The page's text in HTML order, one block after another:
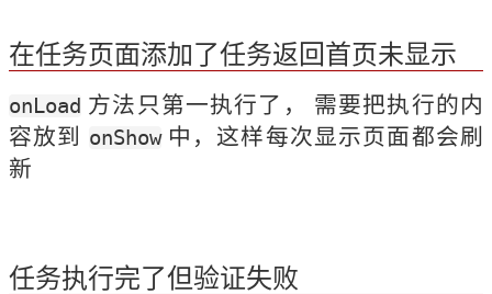
在任务页面添加了任务返回首页未显示
onLoad 方法只第一执行了， 需要把执行的内
容放到
onShow 中，这样每次显示页面都会刷
新
任务执行完了但验证失败